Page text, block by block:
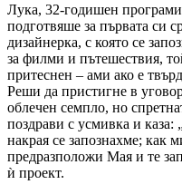
Лука, 32-годишен
подготвяше за първата си
дизайнерка, с която се
за филми и пътешествия,
притеснен – ами ако е
Реши да пристигне в
облечен семпло, но
поздрави с усмивка и
накрая се запознахме; как
предразположи Мая и те
ѝ проект.